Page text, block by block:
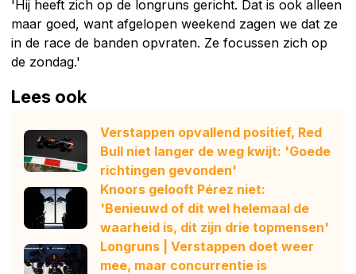
'Hij heeft zich op de longruns gericht. Dat is ook alleen
maar goed, want afgelopen weekend zagen we dat ze
in de race de banden opvraten. Ze focussen zich op
de zondag.'
Lees ook
Verstappen opvallend positief, Red
Bull niet langer de weg kwijt: 'Goede
richtingen gevonden'
Knoors gelooft Pérez niet:
'Benieuwd of dit wel helemaal de
waarheid is, dit zijn drie topmensen'
Longruns | Verstappen doet weer
mee, maar concurrentie is